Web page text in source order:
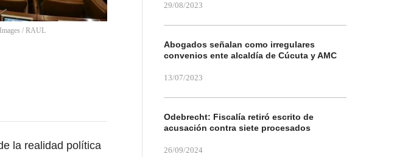
/ RAUL
la realidad política
29/08/2023
Abogados señalan como irregulares
convenios ente alcaldía de Cúcuta y AMC
13/07/2023
Odebrecht: Fiscalía retiró escrito de
acusación contra siete procesados
26/09/2024